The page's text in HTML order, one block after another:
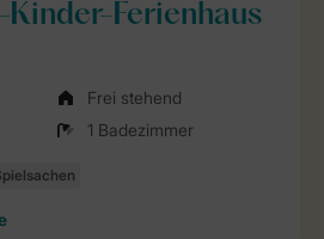
Ferienhaus
Frei stehend
1 Badezimmer